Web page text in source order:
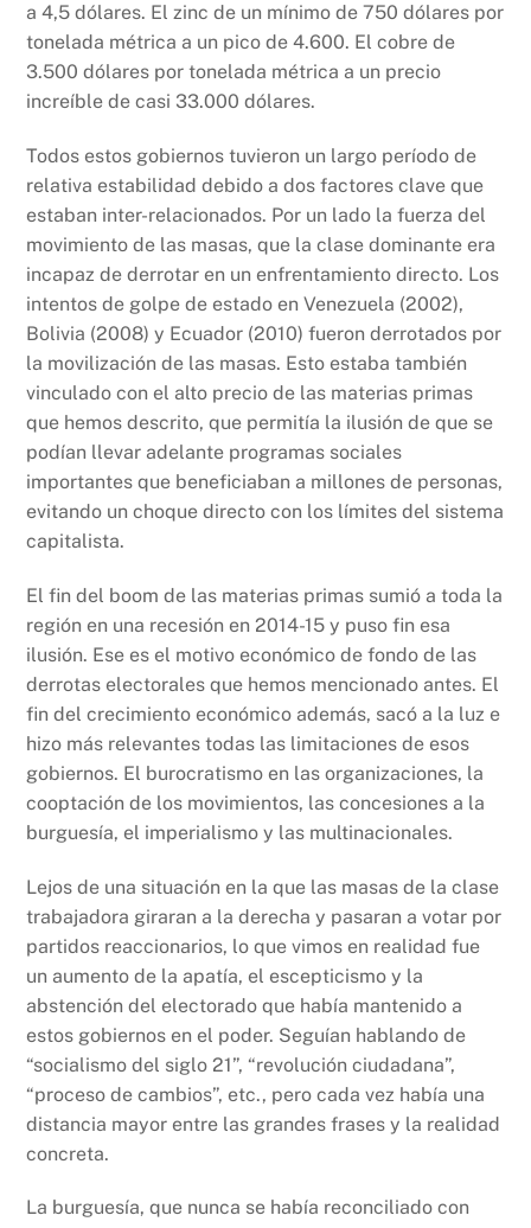
a 4,5 dólares. El zinc de un mínimo de 750 dólares por
tonelada métrica a un pico de 4.600. El cobre de
3.500 dólares por tonelada métrica a un precio
increíble de casi 33.000 dólares.
Todos estos gobiernos tuvieron un largo período de
relativa estabilidad debido a dos factores clave que
estaban inter-relacionados. Por un lado la fuerza del
movimiento de las masas, que la clase dominante era
incapaz de derrotar en un enfrentamiento directo. Los
intentos de golpe de estado en Venezuela (2002),
Bolivia (2008) y Ecuador (2010) fueron derrotados por
la movilización de las masas. Esto estaba también
vinculado con el alto precio de las materias primas
que hemos descrito, que permitía la ilusión de que se
podían llevar adelante programas sociales
importantes que beneficiaban a millones de personas,
evitando un choque directo con los límites del sistema
capitalista.
El fin del boom de las materias primas sumió a toda la
región en una recesión en 2014-15 y puso fin esa
ilusión. Ese es el motivo económico de fondo de las
derrotas electorales que hemos mencionado antes. El
fin del crecimiento económico además, sacó a la luz e
hizo más relevantes todas las limitaciones de esos
gobiernos. El burocratismo en las organizaciones, la
cooptación de los movimientos, las concesiones a la
burguesía, el imperialismo y las multinacionales.
Lejos de una situación en la que las masas de la clase
trabajadora giraran a la derecha y pasaran a votar por
partidos reaccionarios, lo que vimos en realidad fue
un aumento de la apatía, el escepticismo y la
abstención del electorado que había mantenido a
estos gobiernos en el poder. Seguían hablando de
“socialismo del siglo 21”, “revolución ciudadana”,
“proceso de cambios”, etc., pero cada vez había una
distancia mayor entre las grandes frases y la realidad
concreta.
La burguesía, que nunca se había reconciliado con